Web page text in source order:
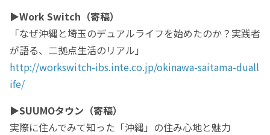
▶Work Switch（寄稿）
「なぜ沖縄と埼玉のデュアルライフを始めたのか？実践者
が語る、二拠点生活のリアル」
http://workswitch-ibs.inte.co.jp/okinawa-saitama-duall
ife/
▶SUUMOタウン（寄稿）
実際に住んでみて知った「沖縄」の住み心地と魅力